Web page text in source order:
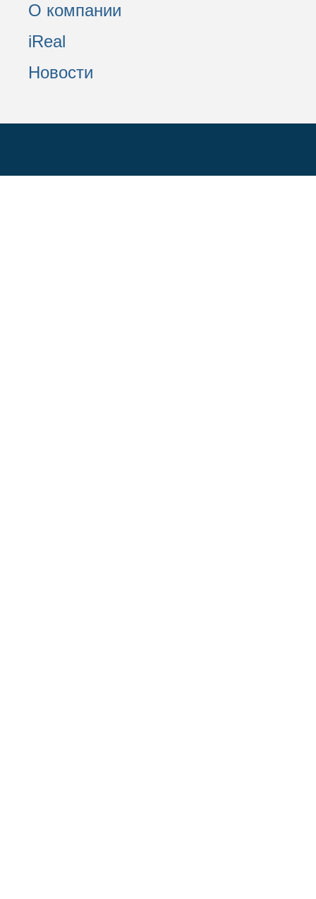
О компании
iReal
Новости